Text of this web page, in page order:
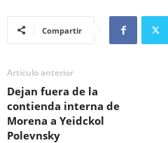
Compartir
Artículo anterior
Dejan fuera de la
contienda interna de
Morena a Yeidckol
Polevnsky